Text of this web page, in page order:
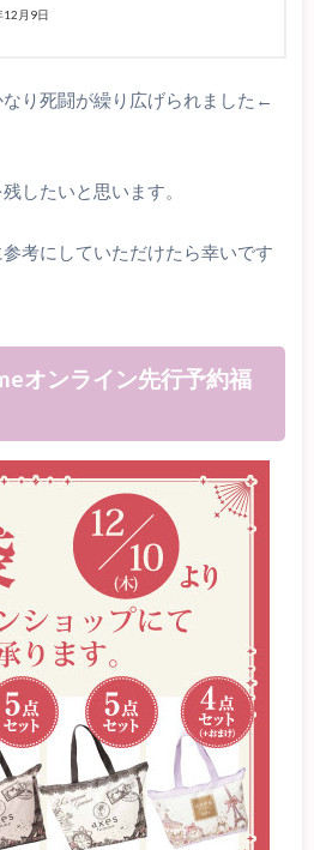
月9日
り死闘が繰り広げられました←
したいと思います。
考にしていただけたら幸いです
オンライン先行予約福